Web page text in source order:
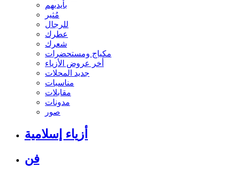
بأيديهم
مُثير
للرجال
عطرك
شعرك
مكياج ومستحضرات
أخر عروض الأزياء
جديد المحلات
مناسبات
مقابلات
مدونات
صور
أزياء إسلامية
فن